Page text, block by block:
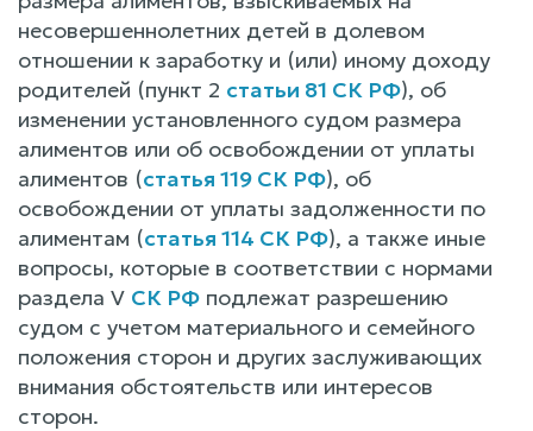
несовершеннолетних детей в долевом
отношении к заработку и (или) иному доходу
родителей (пункт 2 статьи 81 СК РФ), об
изменении установленного судом размера
алиментов или об освобождении от уплаты
алиментов (статья 119 СК РФ), об
освобождении от уплаты задолженности по
алиментам (статья 114 СК РФ), а также иные
вопросы, которые в соответствии с нормами
раздела V СК РФ подлежат разрешению
судом с учетом материального и семейного
положения сторон и других заслуживающих
внимания обстоятельств или интересов
сторон.